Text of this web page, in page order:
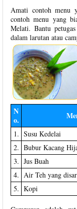
Amati contoh menu
contoh menu yang
Melati. Bantu
dalam larutan atau
N
o.
1. Susu Kedelai
2. Bubur Kacang
3. Jus Buah
4. Air Teh yang
5. Kopi